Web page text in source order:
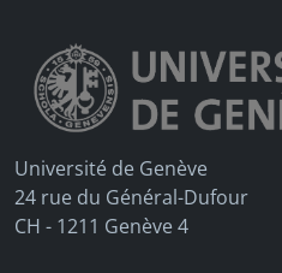
Université de Genève
24 rue du Général-Dufour
CH - 1211 Genève 4